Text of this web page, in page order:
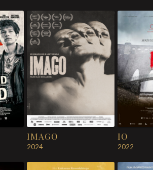
IMAGO
2024
IO
2022